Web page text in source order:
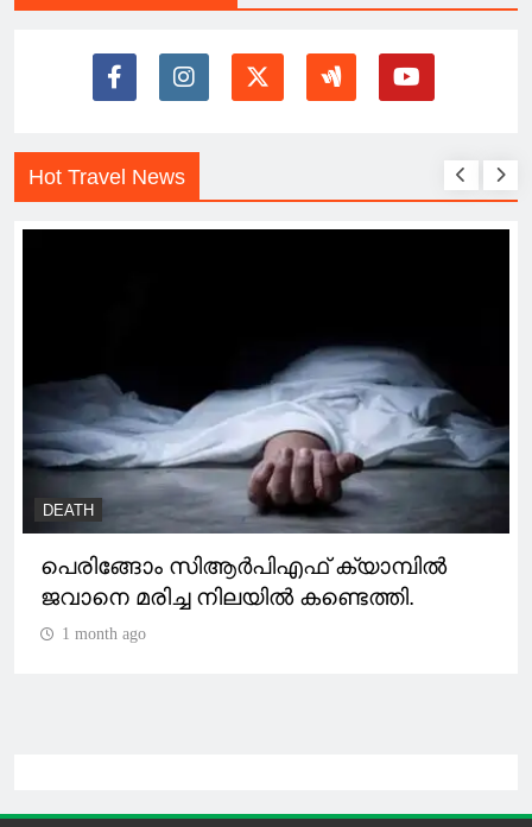
Hot Travel News
DEATH
പെരിങ്ങോം സിആർപിഎഫ് ക്യാമ്പിൽ
ജവാനെ മരിച്ച നിലയിൽ കണ്ടെത്തി.
1 month ago